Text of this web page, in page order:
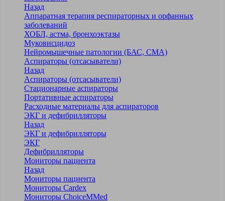
Назад
Аппаратная терапия респираторных и орфанных
заболеваний
ХОБЛ, астма, бронхоэктазы
Муковисцидоз
Нейромышечные патологии (БАС, СМА)
Аспираторы (отсасыватели)
Назад
Аспираторы (отсасыватели)
Стационарные аспираторы
Портативные аспираторы
Расходные материалы для аспираторов
ЭКГ и дефибрилляторы
Назад
ЭКГ и дефибрилляторы
ЭКГ
Дефибрилляторы
Мониторы пациента
Назад
Мониторы пациента
Мониторы Cardex
Мониторы ChoiceMMed